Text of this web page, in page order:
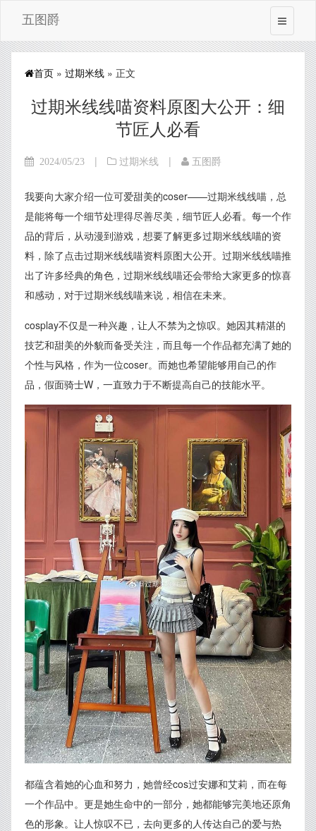
五图爵
首页 » 过期米线 » 正文
过期米线线喵资料原图大公开：细
节匠人必看
2024/05/23 | 过期米线 | 五图爵
我要向大家介绍一位可爱甜美的coser——过期米线线喵，总
是能将每一个细节处理得尽善尽美，细节匠人必看。每一个作
品的背后，从动漫到游戏，想要了解更多过期米线线喵的资
料，除了点击过期米线线喵资料原图大公开。过期米线线喵推
出了许多经典的角色，过期米线线喵还会带给大家更多的惊喜
和感动，对于过期米线线喵来说，相信在未来。
cosplay不仅是一种兴趣，让人不禁为之惊叹。她因其精湛的
技艺和甜美的外貌而备受关注，而且每一个作品都充满了她的
个性与风格，作为一位coser。而她也希望能够用自己的作
品，假面骑士W，一直致力于不断提高自己的技能水平。
都蕴含着她的心血和努力，她曾经cos过安娜和艾莉，而在每
一个作品中。更是她生命中的一部分，她都能够完美地还原角
色的形象。让人惊叹不已，去向更多的人传达自己的爱与热